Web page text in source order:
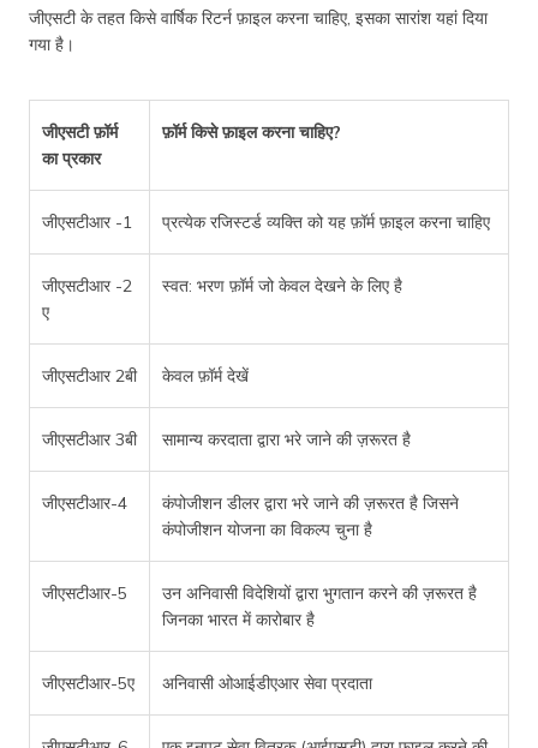
जीएसटी के तहत किसे वार्षिक रिटर्न फ़ाइल करना चाहिए, इसका सारांश यहां दिया
गया है।
जीएसटी फ़ॉर्म
का प्रकार
फ़ॉर्म किसे फ़ाइल करना चाहिए?
जीएसटीआर -1 प्रत्येक रजिस्टर्ड व्यक्ति को यह फ़ॉर्म फ़ाइल करना चाहिए
जीएसटीआर -2
ए
स्वत: भरण फ़ॉर्म जो केवल देखने के लिए है
जीएसटीआर 2बी केवल फ़ॉर्म देखें
जीएसटीआर 3बी सामान्य करदाता द्वारा भरे जाने की ज़रूरत है
जीएसटीआर-4
कंपोजीशन डीलर द्वारा भरे जाने की ज़रूरत है जिसने
कंपोजीशन योजना का विकल्प चुना है
जीएसटीआर-5
उन अनिवासी विदेशियों द्वारा भुगतान करने की ज़रूरत है
जिनका भारत में कारोबार है
जीएसटीआर-5ए अनिवासी ओआईडीएआर सेवा प्रदाता